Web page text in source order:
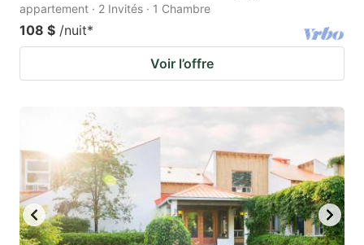
appartement · 2 Invités · 1 Chambre
108 $ /nuit*
Voir l’offre